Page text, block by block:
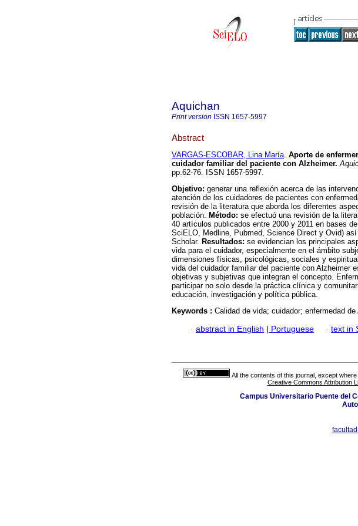
Aquichan
Print version ISSN 1657-5997
Abstract
VARGAS-ESCOBAR, Lina María. Aporte de
cuidador familiar del paciente con Alzheimer.
pp.62-76. ISSN 1657-5997.
Objetivo: generar una reflexión acerca de las
atención de los cuidadores de pacientes con
revisión de la literatura que aborda los diferentes
población. Método: se efectuó una revisión de la
40 artículos publicados entre 2000 y 2011 en bases
SciELO, Medline, Pubmed, Science Direct y Ovid)
Scholar. Resultados: se evidencian los principales
vida para el cuidador, especialmente en el ámbito
dimensiones físicas, psicológicas, sociales y
vida del cuidador familiar del paciente con Alzheimer
objetivas y subjetivas que integran el concepto.
participar no solo desde la práctica clínica y
educación, investigación y política pública.
Keywords : Calidad de vida; cuidador; enfermedad de
· abstract in English | Portuguese · text in
All the contents of this journal, except
Creative Commons Attribution
Campus Universitario Puente del